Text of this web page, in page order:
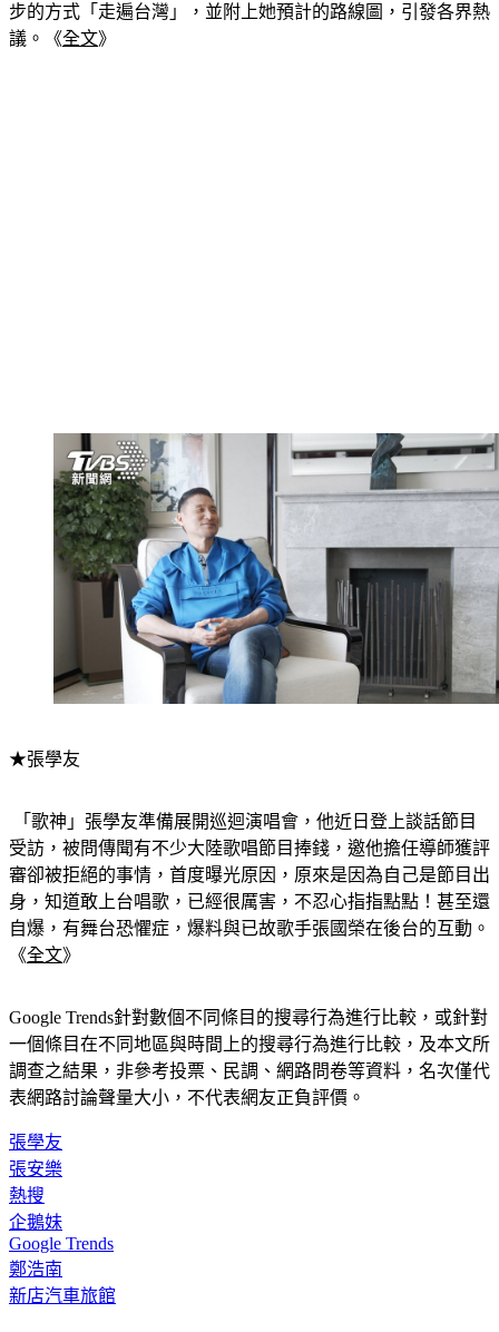
議。《全文 》
受訪，被問傳聞有不少大陸歌唱節目捧錢，邀他擔任導師獲評
審卻被拒絕的事情，首度曝光原因，原來是因為自己是節目出
身，知道敢上台唱歌，已經很厲害，不忍心指指點點！甚至還
自爆，有舞台恐懼症，爆料與已故歌手張國榮在後台的互動。
《全文 》
一個條目在不同地區與時間上的搜尋行為進行比較，及本文所
調查之結果，非參考投票、民調、網路問卷等資料，名次僅代
表網路討論聲量大小，不代表網友正負評價。
張安樂
熱搜
企鵝妹
Google Trends
鄭浩南
新店汽車旅館